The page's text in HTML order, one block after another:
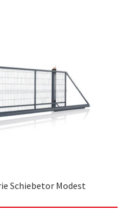
Schiebetor Modest